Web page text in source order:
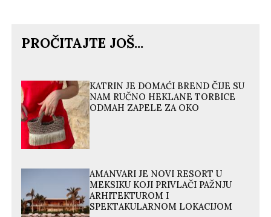
PROČITAJTE JOŠ...
KATRIN JE DOMAĆI BREND ČIJE SU
NAM RUČNO HEKLANE TORBICE
ODMAH ZAPELE ZA OKO
AMANVARI JE NOVI RESORT U
MEKSIKU KOJI PRIVLAČI PAŽNJU
ARHITEKTUROM I
SPEKTAKULARNOM LOKACIJOM